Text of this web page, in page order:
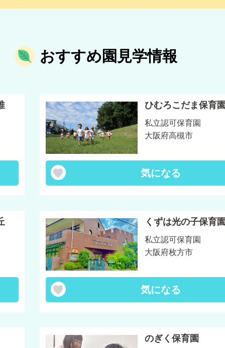
おすすめ園見学情報
ひむろこだま保育
私立認可保育園
大阪府高槻市
気になる
くずは光の子保育
私立認可保育園
大阪府枚方市
気になる
のぎく保育園